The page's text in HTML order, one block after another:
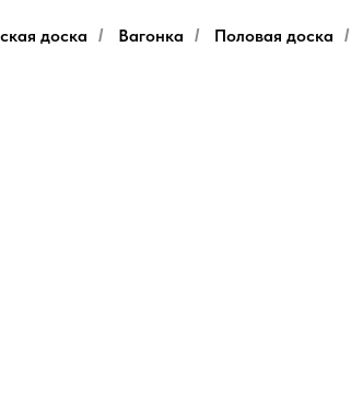
доска / Вагонка / Половая доска /